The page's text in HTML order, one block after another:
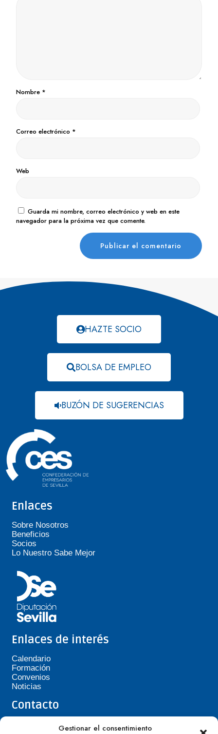
Gestionar el consentimiento
Nombre *
Correo electrónico *
Web
Guarda mi nombre, correo electrónico y web en este
navegador para la próxima vez que comente.
HAZTE SOCIO
BOLSA DE EMPLEO
BUZÓN DE SUGERENCIAS
Enlaces
Sobre Nosotros
Beneficios
Socios
Lo Nuestro Sabe Mejor
Enlaces de interés
Calendario
Formación
Convenios
Noticias
Contacto
Teléfono de Asepavi: 623 394 601